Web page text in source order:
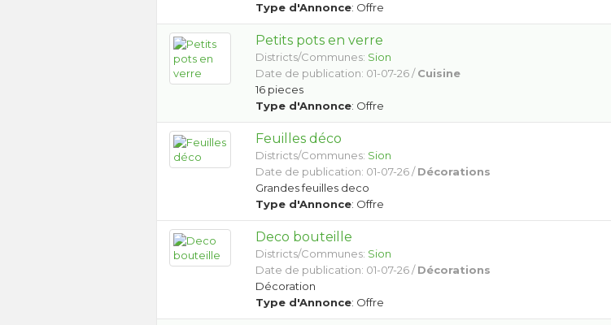
Type d'Annonce: Offre
Petits pots en verre
Districts/Communes: Sion
Date de publication: 01-07-26 /Cuisine
16 pieces
Type d'Annonce: Offre
Feuilles déco
Districts/Communes: Sion
Date de publication: 01-07-26 /Décorations
Grandes feuilles deco
Type d'Annonce: Offre
Deco bouteille
Districts/Communes: Sion
Date de publication: 01-07-26 /Décorations
Décoration
Type d'Annonce: Offre